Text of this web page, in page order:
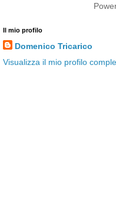
Il mio profilo
Domenico Tricarico
Visualizza il mio profilo